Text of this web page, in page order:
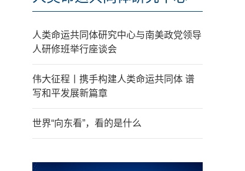
人类命运共同体研究中心与南美政党领导
人研修班举行座谈会
伟大征程丨携手构建人类命运共同体 谱
写和平发展新篇章
世界“向东看”，看的是什么